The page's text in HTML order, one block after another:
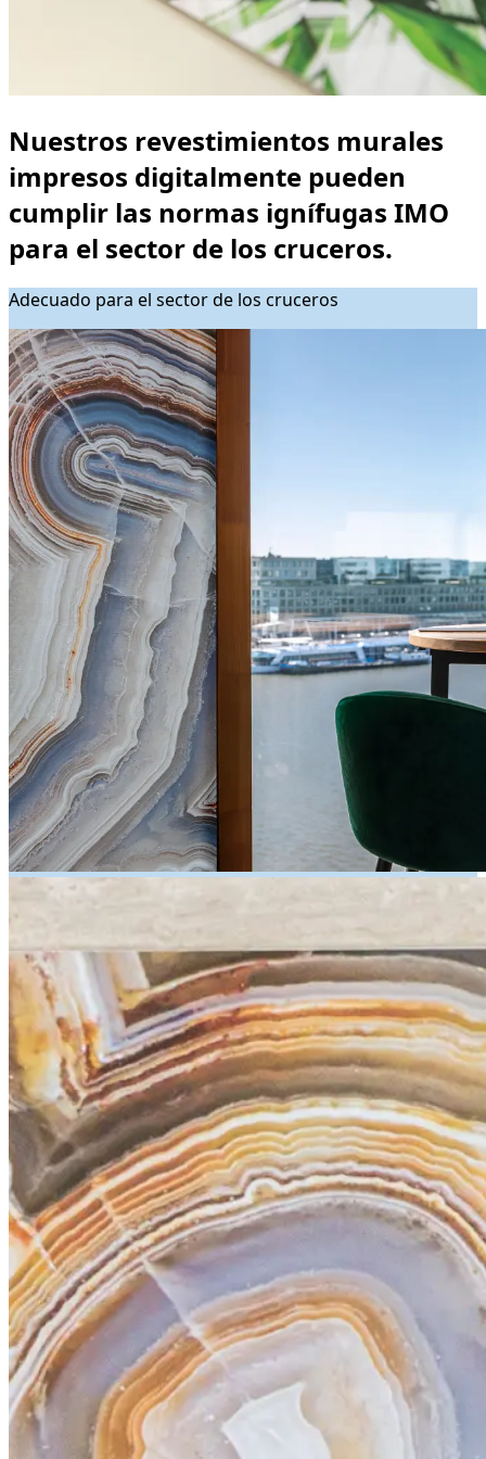
Nuestros revestimientos murales
impresos digitalmente pueden
cumplir las normas ignífugas IMO
para el sector de los cruceros.
Adecuado para el sector de los cruceros